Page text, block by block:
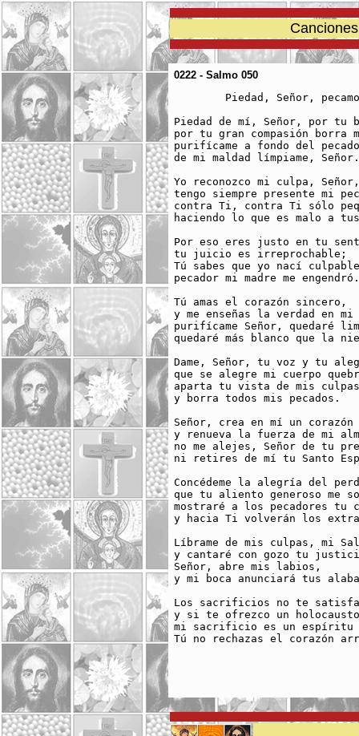
0222 - Salmo 050
Piedad de mí, Señor, por tu
por tu gran compasión borra
purifícame a fondo del
de mi maldad límpiame, Señor.
Yo reconozco mi culpa, Señor,
tengo siempre presente mi
contra Ti, contra Ti sólo
haciendo lo que es malo a
Por eso eres justo en tu
tu juicio es irreprochable;
Tú sabes que yo nací
pecador mi madre me engendró.
Tú amas el corazón sincero,
y me enseñas la verdad en
purifícame Señor, quedaré
quedaré más blanco que la
Dame, Señor, tu voz y tu
que se alegre mi cuerpo
aparta tu vista de mis
y borra todos mis pecados.
Señor, crea en mí un corazón
y renueva la fuerza de mi
no me alejes, Señor de tu
ni retires de mí tu Santo
Concédeme la alegría del
que tu aliento generoso me
mostraré a los pecadores tu
y hacia Ti volverán los
Líbrame de mis culpas, mi
y cantaré con gozo tu
Señor, abre mis labios,
y mi boca anunciará tus
Los sacrificios no te
y si te ofrezco un
mi sacrificio es un
Tú no rechazas el corazón